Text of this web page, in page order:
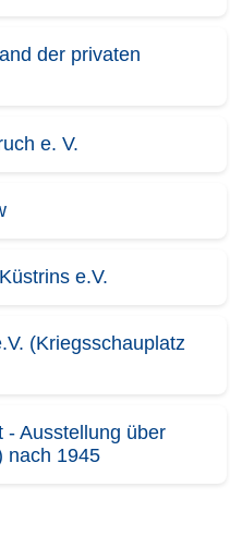
der privaten
e. V.
e.V.
(Kriegsschauplatz
- Ausstellung über
nach 1945